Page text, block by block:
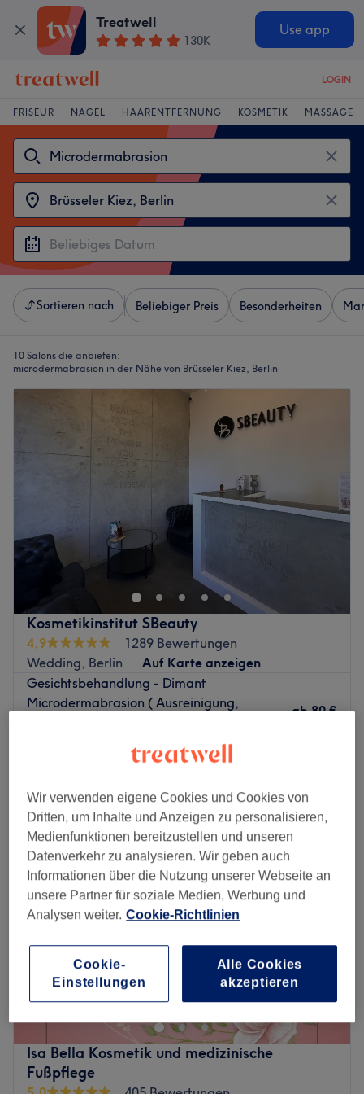
Treatwell
130K
Use app
LOGIN
FRISEUR NÄGEL HAARENTFERNUNG KOSMETIK MASSAGE
Sortieren nach Beliebiger Preis Besonderheiten
10 Salons die anbieten:
microdermabrasion in der Nähe von Brüsseler Kiez, Berlin
Kosmetikinstitut SBeauty
4,9
1289 Bewertungen
Wedding, Berlin
Auf Karte anzeigen
Gesichtsbehandlung - Dimant
Microdermabrasion ( Ausreinigung,
ab 80 €
Schnellansicht Saloninfos
Montag 08:00– 15:30
Dienstag
08:00–20:00
Mittwoch
08:00–20:00
Donnerstag
08:00–20:00
Freitag
08:00–20:00
Samstag
08:00– 20:00
Sonntag
Traumhaft lange Wimpern, top Maniküre oder auf
Hochglanz polierte Nägel – all diese Wünsche erfüllt das
Kosmetikinstitut SBeauty in Berlin-Wedding. Der schnellste
und sicherste Weg zum persönlichen Termin bei den
Schönheitsprofis führt über Treatwell.
Und dann begrüßt einen ein heller und moderner Raum
Isa Bella Kosmetik und medizinische
Fußpflege
Wir verwenden eigene Cookies und Cookies von
Dritten, um Inhalte und Anzeigen zu personalisieren,
Medienfunktionen bereitzustellen und unseren
Datenverkehr zu analysieren. Wir geben auch
Informationen über die Nutzung unserer Webseite an
unsere Partner für soziale Medien, Werbung und
Analysen weiter. Cookie-Richtlinien
Cookie-
Einstellungen
Alle Cookies
akzeptieren